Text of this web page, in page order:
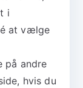
i
at vælge
på andre
hvis du